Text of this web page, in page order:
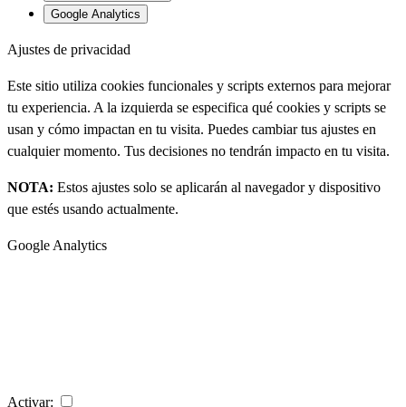
Google Analytics
Ajustes de privacidad
Este sitio utiliza cookies funcionales y scripts externos para mejorar
tu experiencia. A la izquierda se especifica qué cookies y scripts se
usan y cómo impactan en tu visita. Puedes cambiar tus ajustes en
cualquier momento. Tus decisiones no tendrán impacto en tu visita.
NOTA: Estos ajustes solo se aplicarán al navegador y dispositivo
que estés usando actualmente.
Google Analytics
Activar: